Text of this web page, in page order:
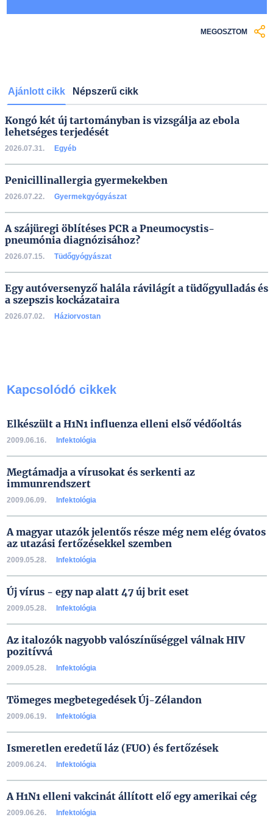
MEGOSZTOM
Ajánlott cikk Népszerű cikk
Kongó két új tartományban is vizsgálja az ebola
lehetséges terjedését
2026.07.31. Egyéb
Penicillinallergia gyermekekben
2026.07.22. Gyermekgyógyászat
A szájüregi öblítéses PCR a Pneumocystis-
pneumónia diagnózisához?
2026.07.15. Tüdőgyógyászat
Egy autóversenyző halála rávilágít a tüdőgyulladás és
a szepszis kockázataira
2026.07.02. Háziorvostan
Kapcsolódó cikkek
Elkészült a H1N1 influenza elleni első védőoltás
2009.06.16. Infektológia
Megtámadja a vírusokat és serkenti az
immunrendszert
2009.06.09. Infektológia
A magyar utazók jelentős része még nem elég óvatos
az utazási fertőzésekkel szemben
2009.05.28. Infektológia
Új vírus - egy nap alatt 47 új brit eset
2009.05.28. Infektológia
Az italozók nagyobb valószínűséggel válnak HIV
pozitívvá
2009.05.28. Infektológia
Tömeges megbetegedések Új-Zélandon
2009.06.19. Infektológia
Ismeretlen eredetű láz (FUO) és fertőzések
2009.06.24. Infektológia
A H1N1 elleni vakcinát állított elő egy amerikai cég
2009.06.26. Infektológia